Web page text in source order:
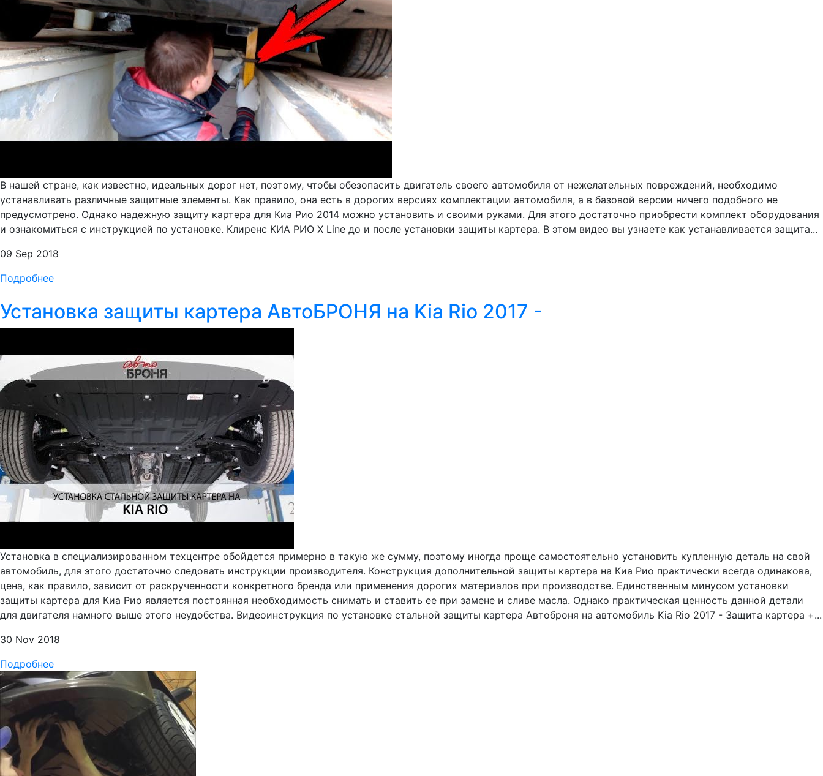
В нашей стране, как известно, идеальных дорог нет, поэтому, чтобы обезопасить двигатель своего автомобиля от нежелательных повреждений, необходимо
устанавливать различные защитные элементы. Как правило, она есть в дорогих версиях комплектации автомобиля, а в базовой версии ничего подобного не
предусмотрено. Однако надежную защиту картера для Киа Рио 2014 можно установить и своими руками. Для этого достаточно приобрести комплект оборудования
и ознакомиться с инструкцией по установке. Клиренс КИА РИО X Line до и после установки защиты картера. В этом видео вы узнаете как устанавливается защита...
09 Sep 2018
Подробнее
Установка защиты картера АвтоБРОНЯ на Kia Rio 2017 -
Установка в специализированном техцентре обойдется примерно в такую же сумму, поэтому иногда проще самостоятельно установить купленную деталь на свой
автомобиль, для этого достаточно следовать инструкции производителя. Конструкция дополнительной защиты картера на Киа Рио практически всегда одинакова,
цена, как правило, зависит от раскрученности конкретного бренда или применения дорогих материалов при производстве. Единственным минусом установки
защиты картера для Киа Рио является постоянная необходимость снимать и ставить ее при замене и сливе масла. Однако практическая ценность данной детали
для двигателя намного выше этого неудобства. Видеоинструкция по установке стальной защиты картера Автоброня на автомобиль Kia Rio 2017 - Защита картера +...
30 Nov 2018
Подробнее